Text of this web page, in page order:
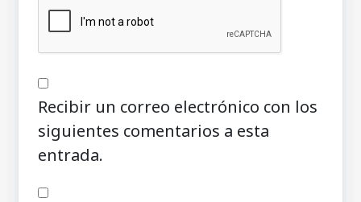
Recibir un correo electrónico con los
siguientes comentarios a esta
entrada.